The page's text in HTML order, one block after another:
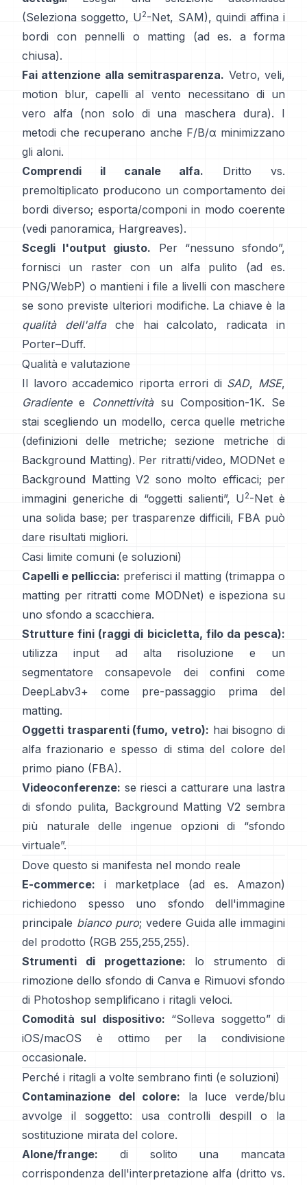
(Seleziona soggetto, U 2-Net, SAM), quindi affina i
bordi con pennelli o matting (ad es.
a forma
chiusa).
Fai attenzione alla semitrasparenza. Vetro, veli,
motion blur, capelli al vento necessitano di un
vero alfa (non solo di una maschera dura). I
metodi che recuperano anche F/B/α minimizzano
gli aloni.
Comprendi il canale alfa.
Dritto vs.
premoltiplicato producono un comportamento dei
bordi diverso; esporta/componi in modo coerente
(vedi panoramica, Hargreaves).
Scegli l'output giusto. Per “nessuno sfondo”,
fornisci un raster con un alfa pulito (ad es.
PNG/WebP) o mantieni i file a livelli con maschere
se sono previste ulteriori modifiche. La chiave è la
qualità dell'alfache hai calcolato, radicata in
Porter–Duff.
Qualità e valutazione
Il lavoro accademico riporta errori di SAD, MSE,
Gradientee Connettivitàsu Composition-1K. Se
stai scegliendo un modello, cerca quelle metriche
(definizioni delle metriche;
sezione metriche di
Background Matting). Per ritratti/video, MODNet e
Background Matting V2 sono molto efficaci; per
immagini generiche di “oggetti salienti”, U 2-Net è
una solida base; per trasparenze difficili, FBA può
dare risultati migliori.
Casi limite comuni (e soluzioni)
Capelli e pelliccia: preferisci il matting (trimappa o
matting per ritratti come MODNet) e ispeziona su
uno sfondo a scacchiera.
Strutture fini (raggi di bicicletta, filo da pesca):
utilizza input ad alta risoluzione e un
segmentatore consapevole dei confini come
DeepLabv3+ come pre-passaggio prima del
matting.
Oggetti trasparenti (fumo, vetro): hai bisogno di
alfa frazionario e spesso di stima del colore del
primo piano (FBA).
Videoconferenze: se riesci a catturare una lastra
di sfondo pulita, Background Matting V2 sembra
più naturale delle ingenue opzioni di “sfondo
virtuale”.
Dove questo si manifesta nel mondo reale
E-commerce: i marketplace (ad es. Amazon)
richiedono spesso uno sfondo dell'immagine
principale bianco puro; vedere Guida alle immagini
del prodotto (RGB 255,255,255).
Strumenti di progettazione: lostrumento di
rimozione dello sfondo di Canvae Rimuovi sfondo
di Photoshop semplificano i ritagli veloci.
Comodità sul dispositivo: “Solleva soggetto” di
iOS/macOS è ottimo per la condivisione
occasionale.
Perché i ritagli a volte sembrano finti (e soluzioni)
Contaminazione del colore: la luce verde/blu
avvolge il soggetto: usa
controlli despill o la
sostituzione mirata del colore.
Alone/frange: di solito una mancata
corrispondenza dell'interpretazione alfa (dritto vs.